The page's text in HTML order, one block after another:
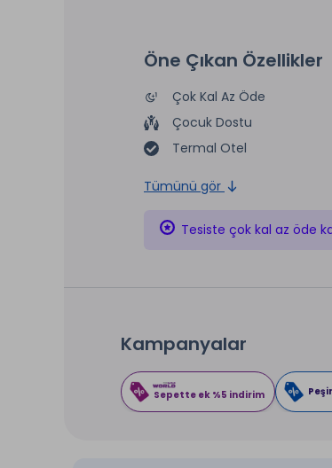
Öne Çıkan Özellikler
Çok Kal Az Öde
Çocuk Dostu
Termal Otel
Tümünü gör
Tesiste çok kal az öde
Kampanyalar
Sepette ek %5 indirim